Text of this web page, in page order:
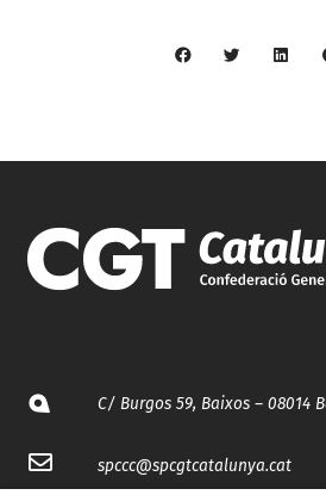
C/ Burgos 59, Baixos – 08014
spccc@spcgtcatalunya.cat